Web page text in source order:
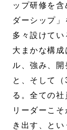
ップ研修を
ダーシップ
多々設けて
大まかな構
ル、強み、
と、そして
る。全ての社
リーダーこ
き出す、と